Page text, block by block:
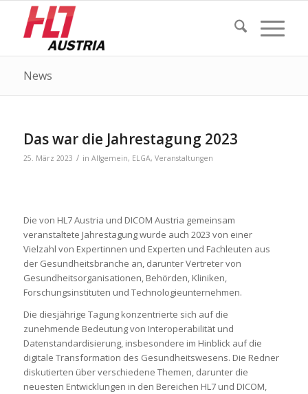
News
Das war die Jahrestagung 2023
25. März 2023 / in Allgemein, ELGA, Veranstaltungen
Die von HL7 Austria und DICOM Austria gemeinsam
veranstaltete Jahrestagung wurde auch 2023 von einer
Vielzahl von Expertinnen und Experten und Fachleuten aus
der Gesundheitsbranche an, darunter Vertreter von
Gesundheitsorganisationen, Behörden, Kliniken,
Forschungsinstituten und Technologieunternehmen.
Die diesjährige Tagung konzentrierte sich auf die
zunehmende Bedeutung von Interoperabilität und
Datenstandardisierung, insbesondere im Hinblick auf die
digitale Transformation des Gesundheitswesens. Die Redner
diskutierten über verschiedene Themen, darunter die
neuesten Entwicklungen in den Bereichen HL7 und DICOM,